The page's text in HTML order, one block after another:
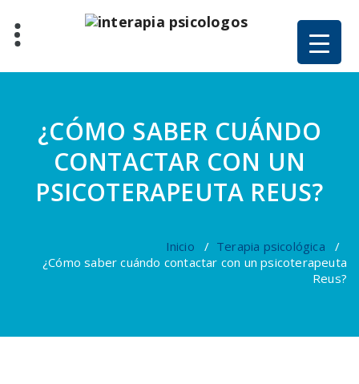
contenido
¿CÓMO SABER CUÁNDO
CONTACTAR CON UN
PSICOTERAPEUTA REUS?
Inicio / Terapia psicológica /
¿Cómo saber cuándo contactar con un psicoterapeuta
Reus?